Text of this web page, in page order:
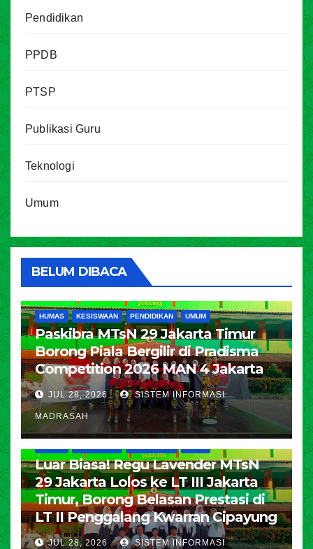
Pendidikan
PPDB
PTSP
Publikasi Guru
Teknologi
Umum
BELUM DIBACA
HUMAS KESISWAAN PENDIDIKAN UMUM
Paskibra MTsN 29 Jakarta Timur
Borong Piala Bergilir di Pradisma
Competition 2026 MAN 4 Jakarta
JUL 28, 2026 SISTEM INFORMASI
MADRASAH
Luar Biasa! Regu Lavender MTsN
29 Jakarta Lolos ke LT III Jakarta
Timur, Borong Belasan Prestasi di
LT II Penggalang Kwarran Cipayung
JUL 28, 2026 SISTEM INFORMASI